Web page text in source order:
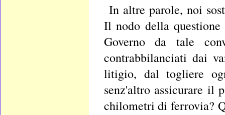
In altre parole, noi
Il nodo della
Governo da tale
contrabbilanciati dai
litigio, dal togliere
senz'altro assicurare il
chilometri di ferrovia?